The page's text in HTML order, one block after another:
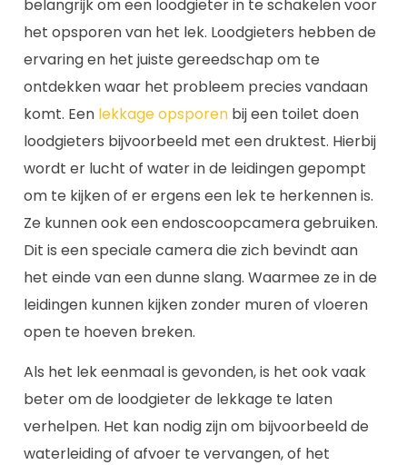
belangrijk om een loodgieter in te schakelen voor
het opsporen van het lek. Loodgieters hebben de
ervaring en het juiste gereedschap om te
ontdekken waar het probleem precies vandaan
komt. Een lekkage opsporen bij een toilet doen
loodgieters bijvoorbeeld met een druktest. Hierbij
wordt er lucht of water in de leidingen gepompt
om te kijken of er ergens een lek te herkennen is.
Ze kunnen ook een endoscoopcamera gebruiken.
Dit is een speciale camera die zich bevindt aan
het einde van een dunne slang. Waarmee ze in de
leidingen kunnen kijken zonder muren of vloeren
open te hoeven breken.
Als het lek eenmaal is gevonden, is het ook vaak
beter om de loodgieter de lekkage te laten
verhelpen. Het kan nodig zijn om bijvoorbeeld de
waterleiding of afvoer te vervangen, of het